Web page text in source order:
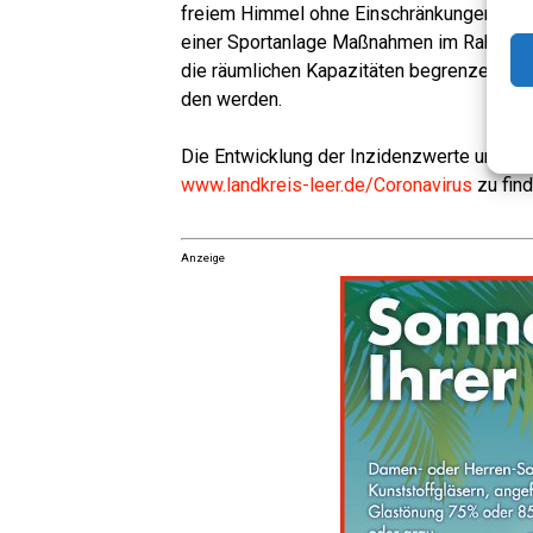
frei­em Him­mel ohne Ein­schrän­kun­gen
einer Sport­an­la­ge Maß­nah­men im
die räum­li­chen Kapa­zi­tä­ten begren­zen
den werden.
Die Ent­wick­lung der Inzi­denz­wer­te und
www.landkreis-leer.de/Coronavirus zu
Anzeige